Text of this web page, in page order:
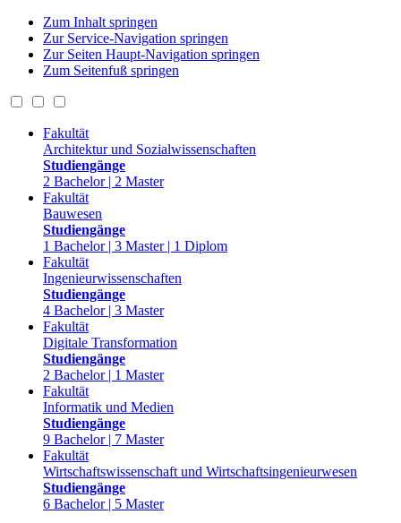
Zum Inhalt springen
Zur Service-Navigation springen
Zur Seiten Haupt-Navigation springen
Zum Seitenfuß springen
Fakultät
Architektur und Sozialwissenschaften
Studiengänge
2 Bachelor | 2 Master
Fakultät
Bauwesen
Studiengänge
1 Bachelor | 3 Master | 1 Diplom
Fakultät
Ingenieurwissenschaften
Studiengänge
4 Bachelor | 3 Master
Fakultät
Digitale Transformation
Studiengänge
2 Bachelor | 1 Master
Fakultät
Informatik und Medien
Studiengänge
9 Bachelor | 7 Master
Fakultät
Wirtschaftswissenschaft und Wirtschaftsingenieurwesen
Studiengänge
6 Bachelor | 5 Master